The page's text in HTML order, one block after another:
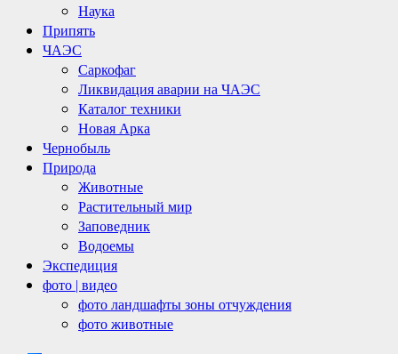
Наука
Припять
ЧАЭС
Саркофаг
Ликвидация аварии на ЧАЭС
Каталог техники
Новая Арка
Чернобыль
Природа
Животные
Растительный мир
Заповедник
Водоемы
Экспедиция
фото | видео
фото ландшафты зоны отчуждения
фото животные